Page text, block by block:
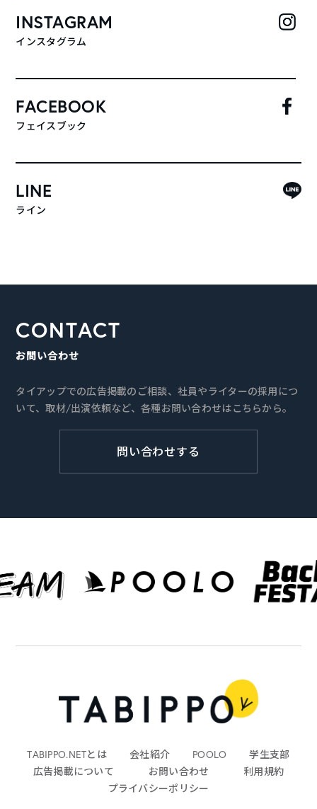
INSTAGRAM
インスタグラム
FACEBOOK
フェイスブック
LINE
ライン
CONTACT
お問い合わせ
タイアップでの広告掲載のご相談、社員やライターの採用につ
いて、取材/出演依頼など、各種お問い合わせはこちらから。
問い合わせする
TABIPPO.NETとは 会社紹介 POOLO
学生支部
広告掲載について
お問い合わせ
利用規約
プライバシーポリシー